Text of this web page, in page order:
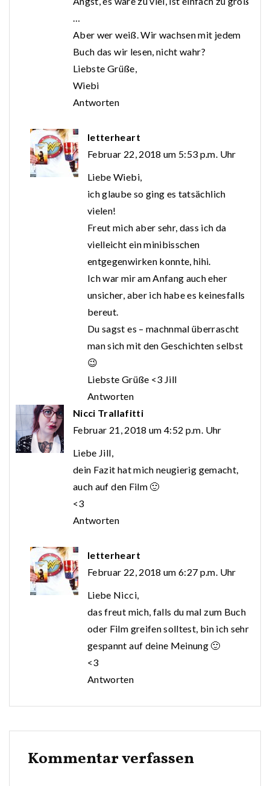
Aber wer weiß. Wir wachsen mit jedem
Buch das wir lesen, nicht wahr?
Liebste Grüße,
Wiebi
Antworten
letterheart
Februar 22, 2018 um 5:53 p.m. Uhr
Liebe Wiebi,
ich glaube so ging es tatsächlich
vielen!
Freut mich aber sehr, dass ich da
vielleicht ein minibisschen
entgegenwirken konnte, hihi.
Ich war mir am Anfang auch eher
unsicher, aber ich habe es keinesfalls
bereut.
Du sagst es – machnmal überrascht
man sich mit den Geschichten selbst
😉
Liebste Grüße <3 Jill
Antworten
Nicci Trallafitti
Februar 21, 2018 um 4:52 p.m. Uhr
Liebe Jill,
dein Fazit hat mich neugierig gemacht,
auch auf den Film 🙂
<3
Antworten
letterheart
Februar 22, 2018 um 6:27 p.m. Uhr
Liebe Nicci,
das freut mich, falls du mal zum Buch
oder Film greifen solltest, bin ich sehr
gespannt auf deine Meinung 🙂
<3
Antworten
Kommentar verfassen